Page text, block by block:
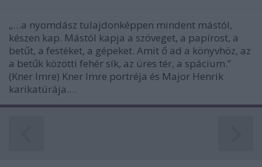
„…a nyomdász tulajdonképpen mindent mástól,
készen kap. Mástól kapja a szöveget, a papírost, a
betűt, a festéket, a gépeket. Amit ő ad a könyvhöz, az
a betűk közötti fehér sík, az üres tér, a spácium.”
(Kner Imre) Kner Imre portréja és Major Henrik
karikatúrája.…